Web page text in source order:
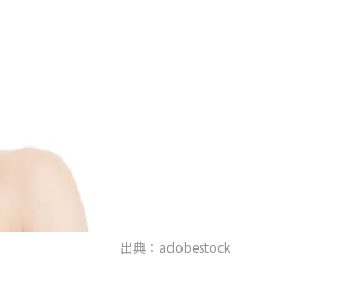
出典：adobestock